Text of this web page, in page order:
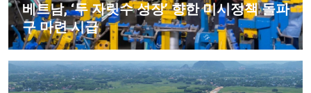
베트남, ‘두 자릿수 성장’ 향한 미시정책 돌파
구 마련 시급